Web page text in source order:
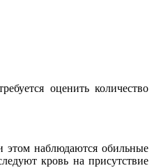
оценить количество
этом наблюдаются обильные
кровь на присутствие